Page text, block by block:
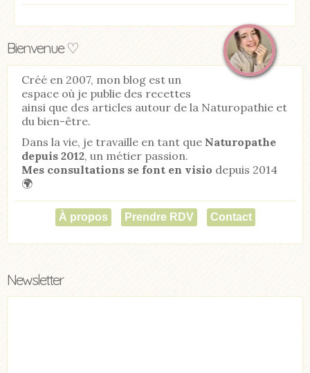
Bienvenue ♡
Créé en 2007, mon blog est un
espace où je publie des recettes
ainsi que des articles autour de la Naturopathie et
du bien-être.
Dans la vie, je travaille en tant que Naturopathe
depuis 2012, un métier passion.
Mes consultations se font en visio depuis 2014
🌍
À propos Prendre RDV Contact
Newsletter